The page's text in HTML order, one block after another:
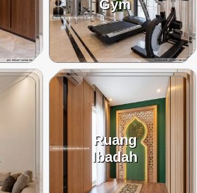
Gym
Ruang
Ibadah